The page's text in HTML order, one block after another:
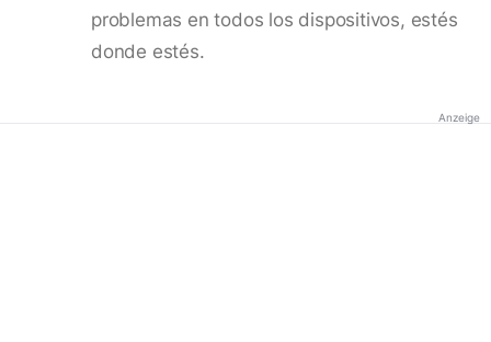
problemas en todos los dispositivos, estés
donde estés.
Anzeige